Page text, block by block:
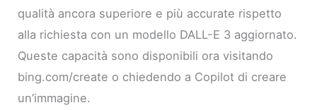
qualità ancora superiore e più accurate rispetto
alla richiesta con un modello DALL-E 3 aggiornato.
Queste capacità sono disponibili ora visitando
bing.com/create o chiedendo a Copilot di creare
un’immagine.